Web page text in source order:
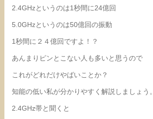
2.4GHzというのは1秒間に24億回
5.0GHzというのは50億回の振動
1秒間に２４億回ですよ！？
あんまりピンとこない人も多いと思うので
これがどれだけやばいことか？
知能の低い私が分かりやすく解説しましょう。
2.4GHz帯と聞くと